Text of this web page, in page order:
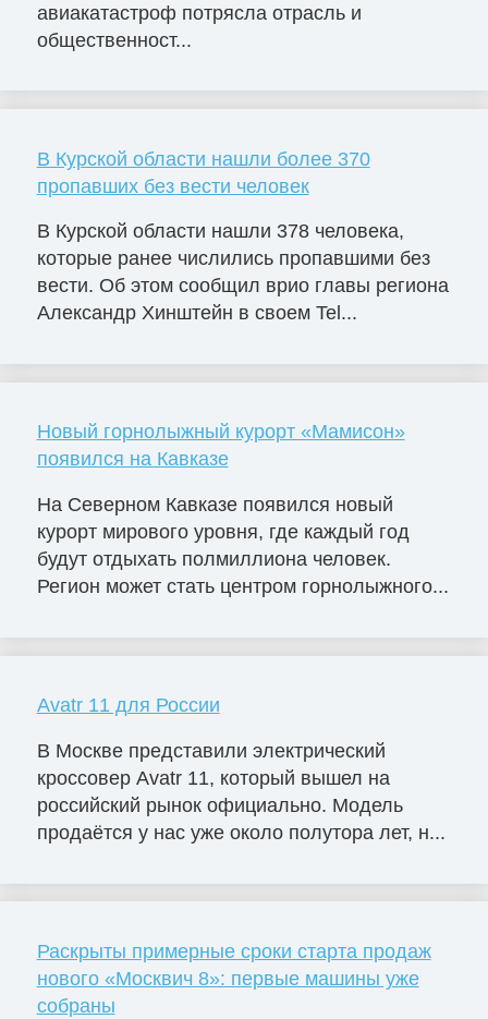
авиакатастроф потрясла отрасль и
общественност...
В Курской области нашли более 370
пропавших без вести человек
В Курской области нашли 378 человека,
которые ранее числились пропавшими без
вести. Об этом сообщил врио главы региона
Александр Хинштейн в своем Tel...
Новый горнолыжный курорт «Мамисон»
появился на Кавказе
На Северном Кавказе появился новый
курорт мирового уровня, где каждый год
будут отдыхать полмиллиона человек.
Регион может стать центром горнолыжного...
Avatr 11 для России
В Москве представили электрический
кроссовер Avatr 11, который вышел на
российский рынок официально. Модель
продаётся у нас уже около полутора лет, н...
Раскрыты примерные сроки старта продаж
нового «Москвич 8»: первые машины уже
собраны